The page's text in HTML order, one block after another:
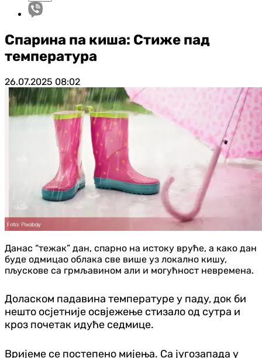
Спарина па киша: Стиже пад
температура
26.07.2025 08:02
Данас “тежак” дан, спарно на истоку вруће, а како дан
буде одмицао облака све више уз локално кишу,
пљускове са грмљавином али и могућност невремена.
Доласком падавина температуре у паду, док би
нешто осјетније освјежење стизало од сутра и
кроз почетак идуће седмице.
Вријеме се постепено мијења. Са југозапада у